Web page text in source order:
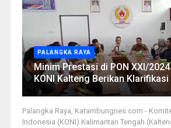
PALANGKA RAYA
Minim Prestasi di PON XXI/
KONI Kalteng Berikan Klarifikasi
Palangka Raya, Katambungnes.com -
Indonesia (KONI) Kalimantan Tengah